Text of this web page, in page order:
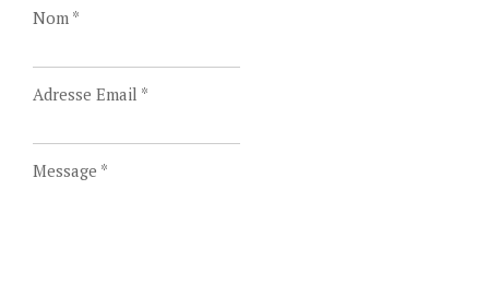
Nom *
Adresse Email *
Message *